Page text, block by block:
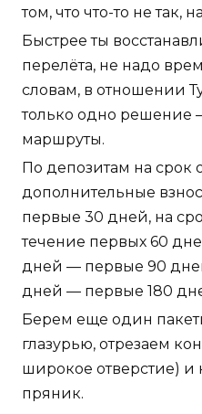
том, что что-то не так,
Быстрее ты
перелёта, не надо
словам, в отношении
только одно решение
маршруты.
По депозитам на срок
дополнительные
первые 30 дней, на
течение первых 60
дней — первые 90
дней — первые 180
Берем еще один
глазурью, отрезаем
широкое отверстие) и
пряник.